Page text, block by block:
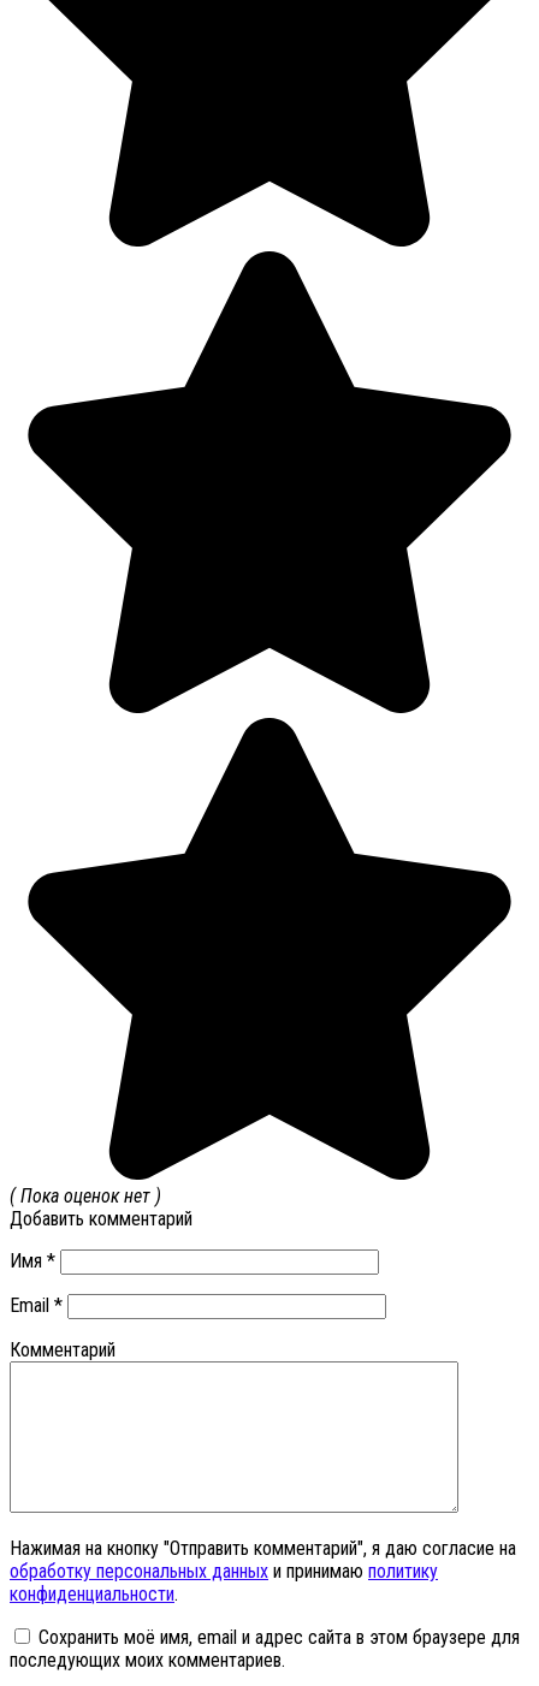
( Пока оценок нет )
Добавить комментарий
Имя *
Email *
Комментарий
Нажимая на кнопку "Отправить комментарий", я даю согласие на
обработку персональных данных и принимаю политику
конфиденциальности.
Сохранить моё имя, email и адрес сайта в этом браузере для
последующих моих комментариев.